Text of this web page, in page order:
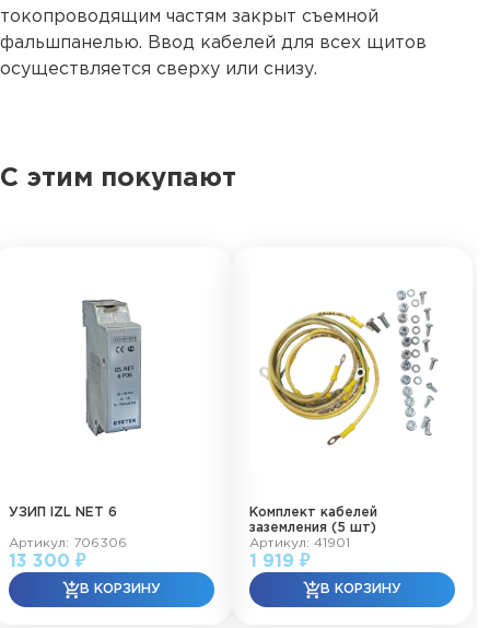
токопроводящим частям закрыт съемной
фальшпанелью. Ввод кабелей для всех щитов
осуществляется сверху или снизу.
С этим покупают
УЗИП IZL NET 6
Артикул: 706306
13 300 ₽
Комплект кабелей
заземления (5 шт)
Артикул: 41901
1 919 ₽